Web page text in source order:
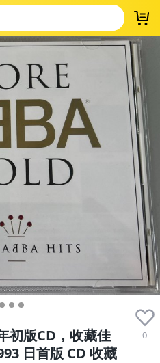
初版CD，收藏佳
日首版 CD 收藏
0